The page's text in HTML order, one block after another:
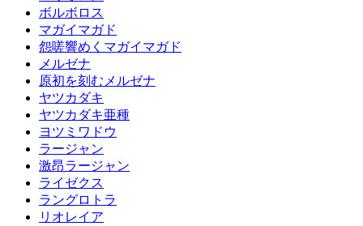
ボルボロス
マガイマガド
怨嗟響めくマガイマガド
メルゼナ
原初を刻むメルゼナ
ヤツカダキ
ヤツカダキ亜種
ヨツミワドウ
ラージャン
激昂ラージャン
ライゼクス
ラングロトラ
リオレイア